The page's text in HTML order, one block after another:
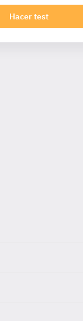
Hacer test